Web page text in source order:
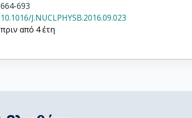
664-693
10.1016/J.NUCLPHYSB.2016.09.023
πριν από 4 έτη